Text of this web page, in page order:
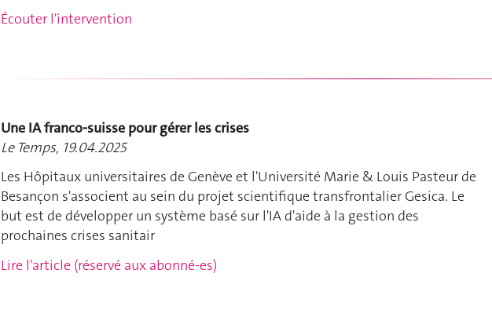
Écouter l'intervention
Une IA franco-suisse pour gérer les crises
Le Temps, 19.04.2025
Les Hôpitaux universitaires de Genève et l'Université Marie & Louis Pasteur de
Besançon s'associent au sein du projet scientifique transfrontalier Gesica. Le
but est de développer un système basé sur l'IA d'aide à la gestion des
prochaines crises sanitair
Lire l'article (réservé aux abonné-es)